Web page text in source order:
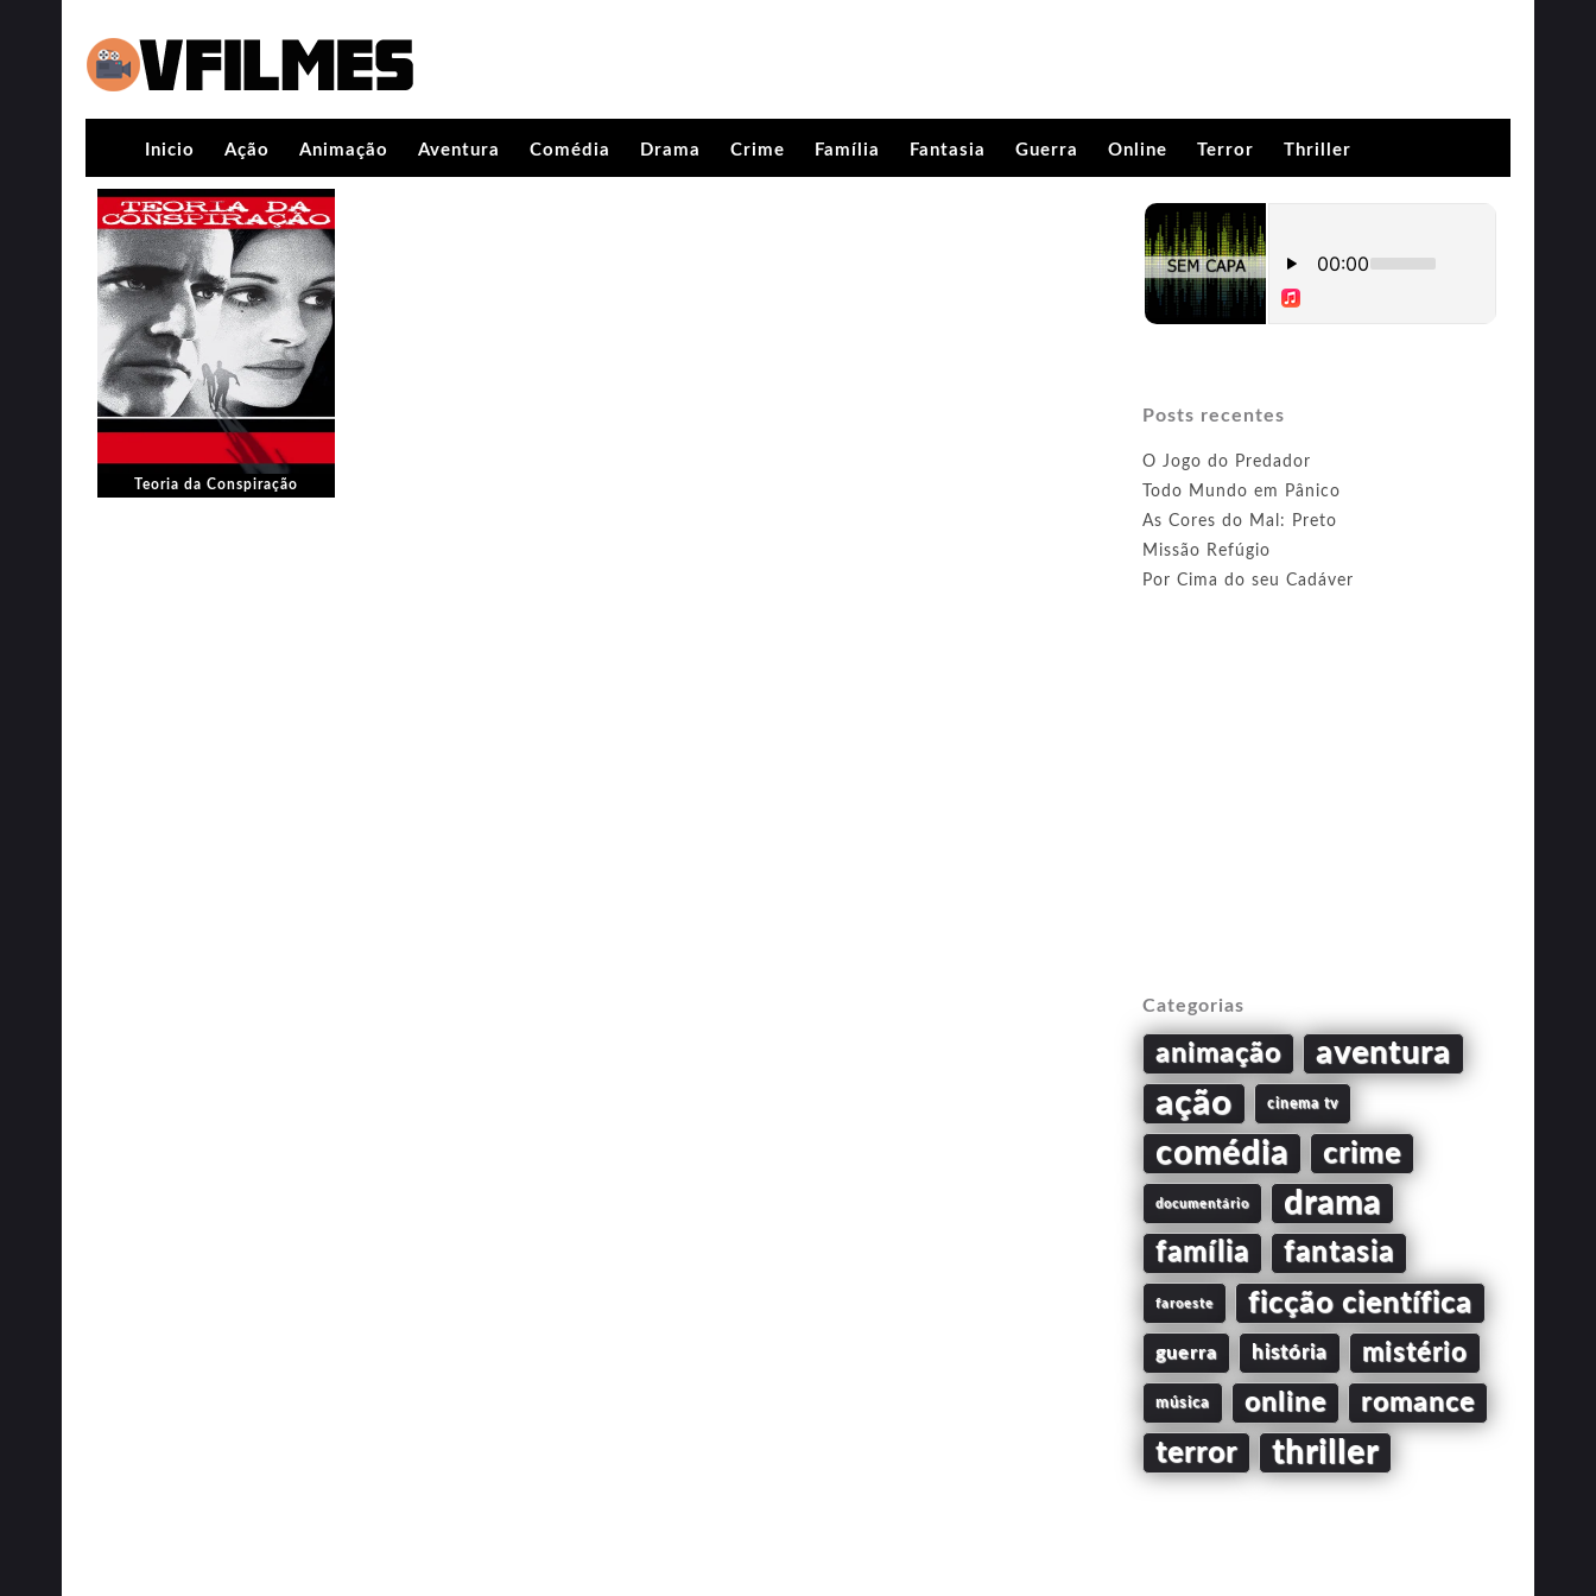
Inicio Ação Animação Aventura Comédia Drama Crime Família Fantasia Guerra Online Terror Thriller
Teoria da Conspiração
Posts recentes
O Jogo do Predador
Todo Mundo em Pânico
As Cores do Mal: Preto
Missão Refúgio
Por Cima do seu Cadáver
Categorias
animação aventura
ação cinema tv
comédia crime
documentário drama
família fantasia
faroeste ficção científica
guerra história mistério
música online romance
terror thriller